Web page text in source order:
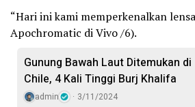
“Hari ini kami memperkenalkan
Apochromatic di Vivo /6).
Gunung Bawah Laut Ditemukan di
Chile, 4 Kali Tinggi Burj Khalifa
admin 3/11/2024